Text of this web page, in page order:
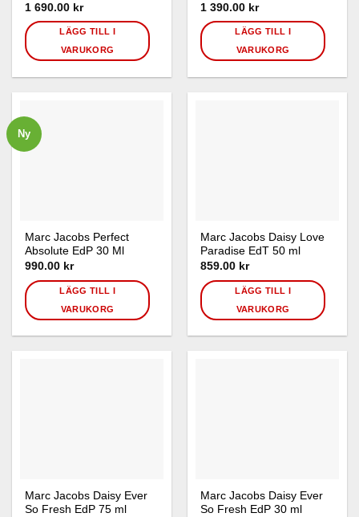
1 690.00 kr
LÄGG TILL I
VARUKORG
1 390.00 kr
LÄGG TILL I
VARUKORG
Ny
Marc Jacobs Perfect
Absolute EdP 30 Ml
990.00 kr
LÄGG TILL I
VARUKORG
Marc Jacobs Daisy Love
Paradise EdT 50 ml
859.00 kr
LÄGG TILL I
VARUKORG
Marc Jacobs Daisy Ever
So Fresh EdP 75 ml
Marc Jacobs Daisy Ever
So Fresh EdP 30 ml